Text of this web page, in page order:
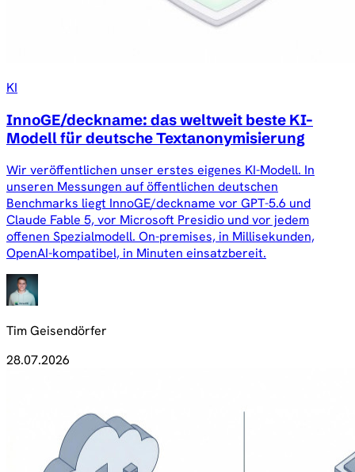
KI
InnoGE/deckname: das weltweit beste KI-
Modell für deutsche Textanonymisierung
Wir veröffentlichen unser erstes eigenes KI-Modell. In
unseren Messungen auf öffentlichen deutschen
Benchmarks liegt InnoGE/deckname vor GPT-5.6 und
Claude Fable 5, vor Microsoft Presidio und vor jedem
offenen Spezialmodell. On-premises, in Millisekunden,
OpenAI-kompatibel, in Minuten einsatzbereit.
Tim Geisendörfer
28.07.2026